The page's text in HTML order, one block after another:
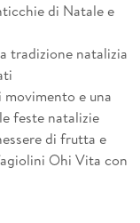
di Natale e
tradizione natalizia
e una
feste natalizie
di frutta e
Ohi Vita con